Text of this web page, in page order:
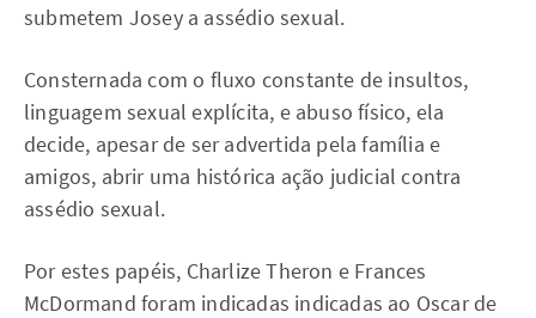
submetem Josey a assédio sexual.
Consternada com o fluxo constante de insultos,
linguagem sexual explícita, e abuso físico, ela
decide, apesar de ser advertida pela família e
amigos, abrir uma histórica ação judicial contra
assédio sexual.
Por estes papéis, Charlize Theron e Frances
McDormand foram indicadas indicadas ao Oscar de